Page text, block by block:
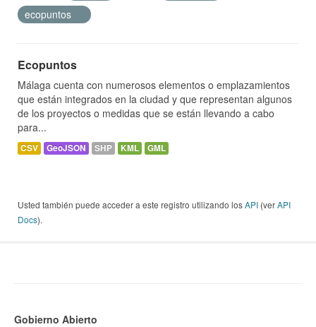
ecopuntos
Ecopuntos
Málaga cuenta con numerosos elementos o emplazamientos
que están integrados en la ciudad y que representan algunos
de los proyectos o medidas que se están llevando a cabo
para...
CSV GeoJSON SHP KML GML
Usted también puede acceder a este registro utilizando losAPI (verAPI
Docs).
Gobierno Abierto